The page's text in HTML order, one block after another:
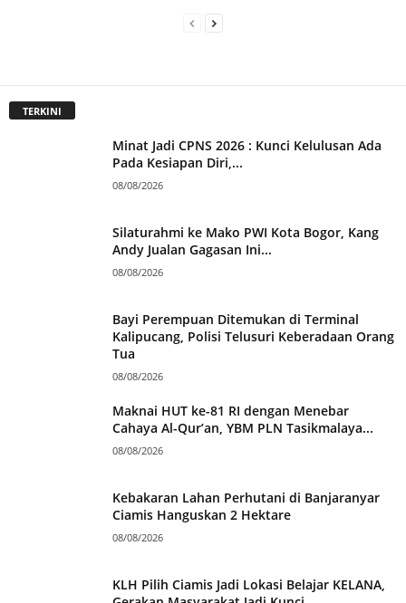
TERKINI
Minat Jadi CPNS 2026 : Kunci Kelulusan Ada
Pada Kesiapan Diri,...
08/08/2026
Silaturahmi ke Mako PWI Kota Bogor, Kang
Andy Jualan Gagasan Ini...
08/08/2026
Bayi Perempuan Ditemukan di Terminal
Kalipucang, Polisi Telusuri Keberadaan Orang
Tua
08/08/2026
Maknai HUT ke-81 RI dengan Menebar
Cahaya Al-Qur’an, YBM PLN Tasikmalaya...
08/08/2026
Kebakaran Lahan Perhutani di Banjaranyar
Ciamis Hanguskan 2 Hektare
08/08/2026
KLH Pilih Ciamis Jadi Lokasi Belajar KELANA,